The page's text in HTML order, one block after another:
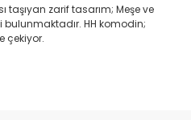
zarif tasarım; Meşe ve
HH komodin;
çekiyor.